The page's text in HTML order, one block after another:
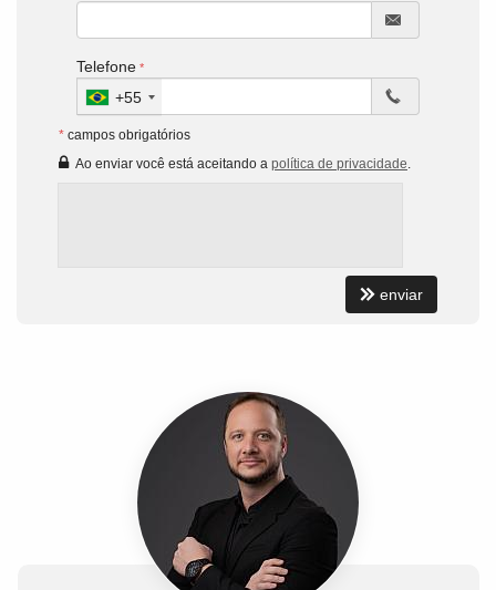
Telefone
+55
* campos obrigatórios
Ao enviar você está aceitando a política de privacidade.
enviar